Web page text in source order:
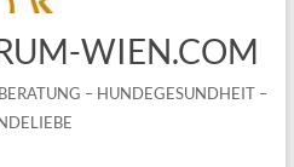
WIEN.COM
– HUNDEGESUNDHEIT –